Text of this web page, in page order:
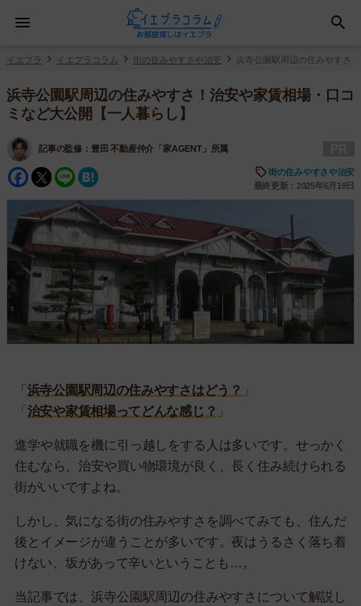
イエプラ イエプラコラム 街の住みやすさや治安 浜寺公園駅周辺の住みやすさ
浜寺公園駅周辺の住みやすさ！治安や家賃相場・口コ
ミなど大公開【一人暮らし】
記事の監修： 豊田 不動産仲介「家AGENT」所属
Facebook
Twitter
Line
街の住みやすさや治安
最終更新：2025年6月19日
「 浜寺公園駅周辺の住みやすさはどう？ 」
「 治安や家賃相場ってどんな感じ？ 」
進学や就職を機に引っ越しをする人は多いです。せっかく
住むなら、治安や買い物環境が良く、長く住み続けられる
街がいいですよね。
しかし、気になる街の住みやすさを調べてみても、住んだ
後とイメージが違うことが多いです。夜はうるさく落ち着
けない、坂があって辛いということも…。
当記事では、浜寺公園駅周辺の住みやすさについて解説し